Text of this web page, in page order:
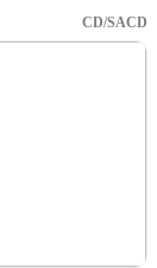
CD/SACD